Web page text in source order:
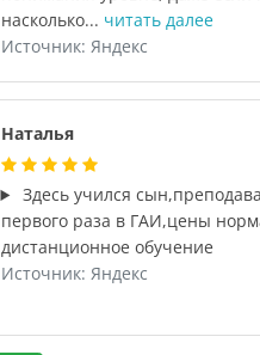
насколько... читать далее
Источник: Яндекс
Наталья
Здесь учился
первого раза в ГАИ,цены
дистанционное обучение
Источник: Яндекс